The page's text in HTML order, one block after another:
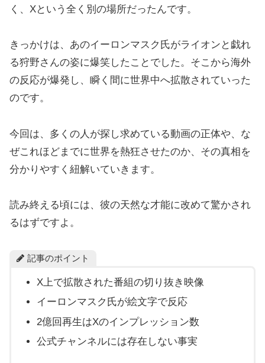
く、Xという全く別の場所だったんです。
きっかけは、あのイーロンマスク氏がライオンと戯れ
る狩野さんの姿に爆笑したことでした。そこから海外
の反応が爆発し、瞬く間に世界中へ拡散されていった
のです。
今回は、多くの人が探し求めている動画の正体や、な
ぜこれほどまでに世界を熱狂させたのか、その真相を
分かりやすく紐解いていきます。
読み終える頃には、彼の天然な才能に改めて驚かされ
るはずですよ。
記事のポイント
X上で拡散された番組の切り抜き映像
イーロンマスク氏が絵文字で反応
2億回再生はXのインプレッション数
公式チャンネルには存在しない事実